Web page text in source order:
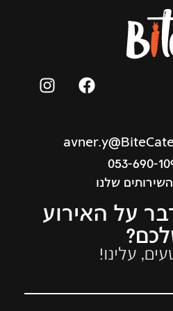
053-690-
שלנו
על האירוע
עלינו!